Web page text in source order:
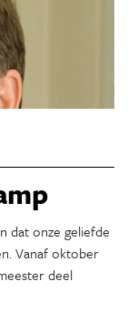
dat onze geliefde
Vanaf oktober
deel